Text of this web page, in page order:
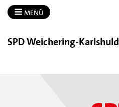
MENÜ
SPD Weichering-​Karlshuld